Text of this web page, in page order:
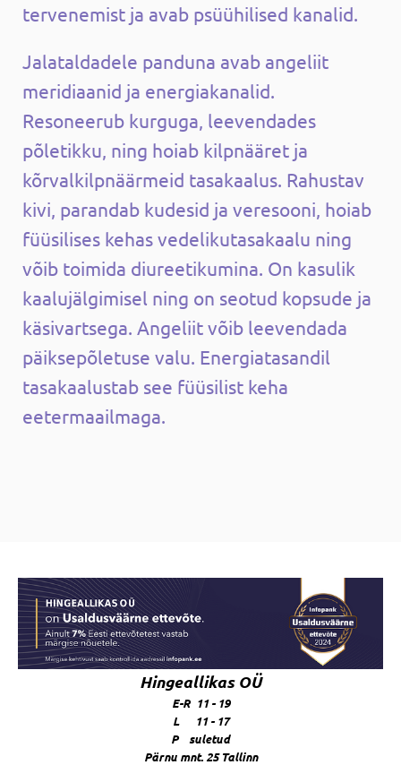
tervenemist ja avab psüühilised kanalid.
Jalataldadele panduna avab angeliit
meridiaanid ja energiakanalid.
Resoneerub kurguga, leevendades
põletikku, ning hoiab kilpnääret ja
kõrvalkilpnäärmeid tasakaalus. Rahustav
kivi, parandab kudesid ja veresooni, hoiab
füüsilises kehas vedelikutasakaalu ning
võib toimida diureetikumina. On kasulik
kaalujälgimisel ning on seotud kopsude ja
käsivartsega. Angeliit võib leevendada
päiksepõletuse valu. Energiatasandil
tasakaalustab see füüsilist keha
eetermaailmaga.
Hingeallikas OÜ
E-R 11 - 19
L 11 - 17
P suletud
Pärnu mnt. 25 Tallinn